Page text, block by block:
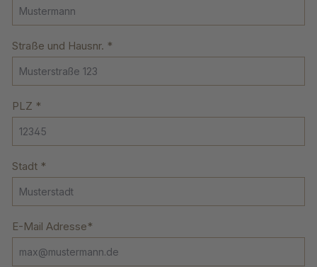
Straße und Hausnr. *
PLZ *
Stadt *
E-Mail Adresse*